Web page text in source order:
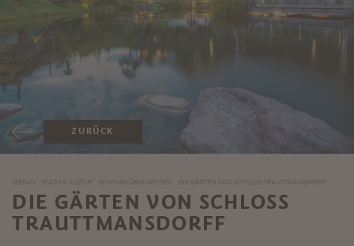
ZURÜCK
MERAN STADT & KULTUR SEHENSWÜRDIGKEITEN DIE GÄRTEN VON SCHLOSS TRAUTTMANSDORFF
DIE GÄRTEN VON SCHLOSS
TRAUTTMANSDORFF